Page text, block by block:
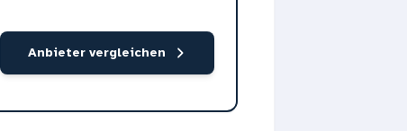
Anbieter vergleichen